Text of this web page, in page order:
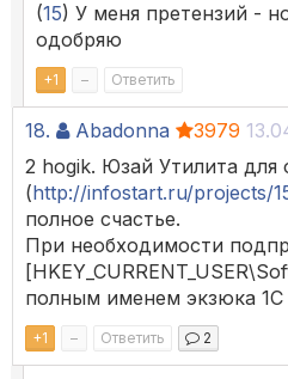
(15) У меня претензий -
одобряю
+1 – Ответить
18. Abadonna 3979
2 hogik. Юзай Утилита для
(http://infostart.ru/projects/
полное счастье.
При необходимости
полным именем экзюка 1С
+1 – Ответить 2